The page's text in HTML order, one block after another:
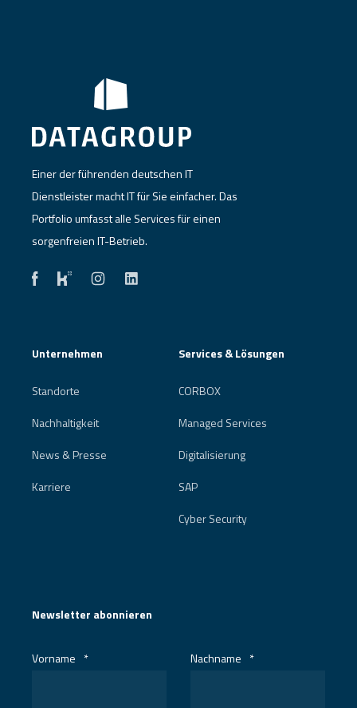
Einer der führenden deutschen IT
Dienstleister macht IT für Sie einfacher. Das
Portfolio umfasst alle Services für einen
sorgenfreien IT-Betrieb.
Unternehmen
Standorte
Nachhaltigkeit
News & Presse
Karriere
Services & Lösungen
CORBOX
Managed Services
Digitalisierung
SAP
Cyber Security
Newsletter abonnieren
Vorname * Nachname *